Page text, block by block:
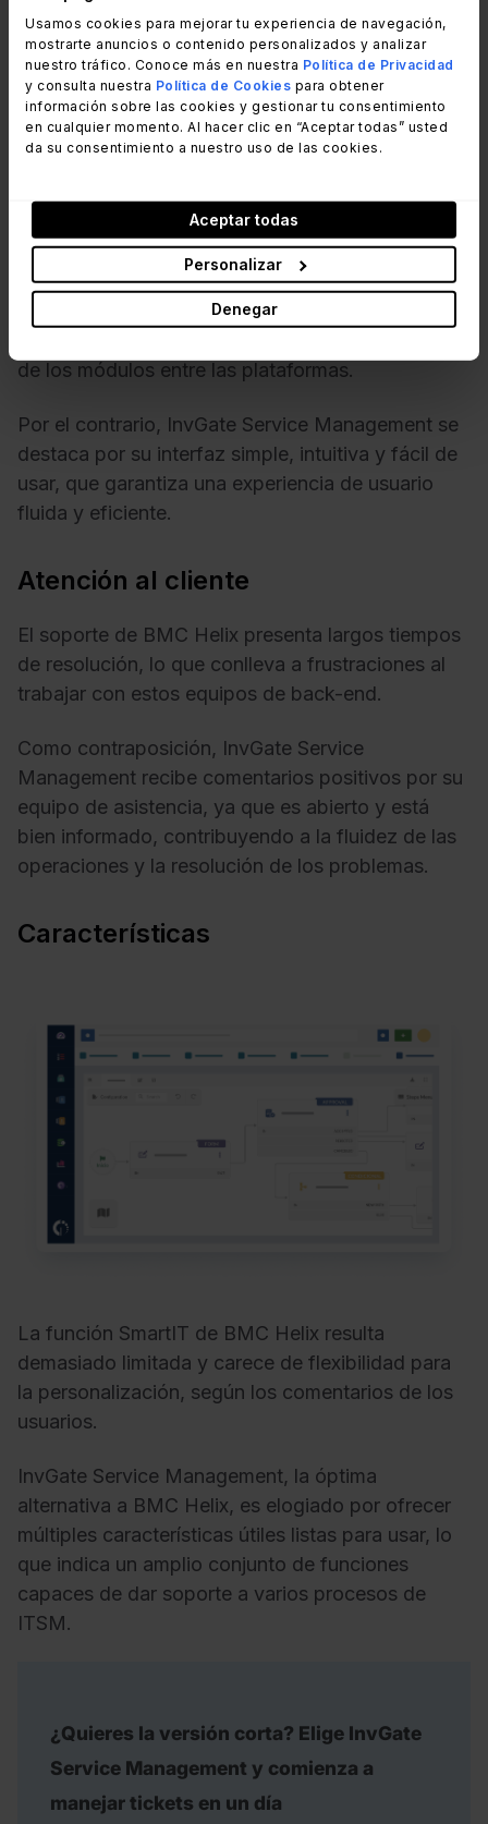
Usamos cookies para mejorar tu experiencia de navegación,
mostrarte anuncios o contenido personalizados y analizar
nuestro tráfico. Conoce más en nuestra Política de Privacidad
y consulta nuestra Política de Cookies para obtener
información sobre las cookies y gestionar tu consentimiento
en cualquier momento. Al hacer clic en “Aceptar todas” usted
da su consentimiento a nuestro uso de las cookies.
Aceptar todas
Personalizar
Denegar
BMC Helix es criticado por su inconsistente
de los módulos entre las plataformas.
Por el contrario, InvGate Service Management se
destaca por su interfaz simple, intuitiva y fácil de
usar, que garantiza una experiencia de usuario
fluida y eficiente.
Atención al cliente
El soporte de BMC Helix presenta largos tiempos
de resolución, lo que conlleva a frustraciones al
trabajar con estos equipos de back-end.
Como contraposición, InvGate Service
Management recibe comentarios positivos por su
equipo de asistencia, ya que es abierto y está
bien informado, contribuyendo a la fluidez de las
operaciones y la resolución de los problemas.
Características
La función SmartIT de BMC Helix resulta
demasiado limitada y carece de flexibilidad para
la personalización, según los comentarios de los
usuarios.
InvGate Service Management, la óptima
alternativa a BMC Helix, es elogiado por ofrecer
múltiples características útiles listas para usar, lo
que indica un amplio conjunto de funciones
capaces de dar soporte a varios procesos de
ITSM.
¿Quieres la versión corta? Elige InvGate
Service Management y comienza a
manejar tickets en un día